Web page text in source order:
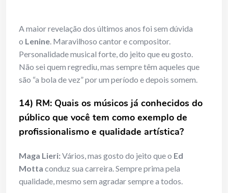
A maior revelação dos últimos anos foi sem dúvida
o Lenine. Maravilhoso cantor e compositor.
Personalidade musical forte, do jeito que eu gosto.
Não sei quem regrediu, mas sempre têm aqueles que
são “a bola de vez” por um período e depois somem.
14) RM: Quais os músicos já conhecidos do
público que você tem como exemplo de
profissionalismo e qualidade artística?
Maga Lieri:Vários, mas gosto do jeito que o Ed
Motta conduz sua carreira. Sempre prima pela
qualidade, mesmo sem agradar sempre a todos.